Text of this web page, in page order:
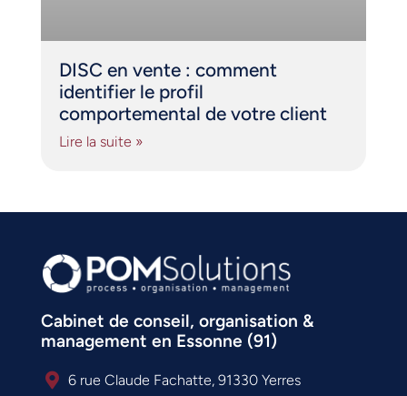
DISC en vente : comment
identifier le profil
comportemental de votre client
Lire la suite »
Cabinet de conseil, organisation &
management en Essonne (91)
6 rue Claude Fachatte, 91330 Yerres